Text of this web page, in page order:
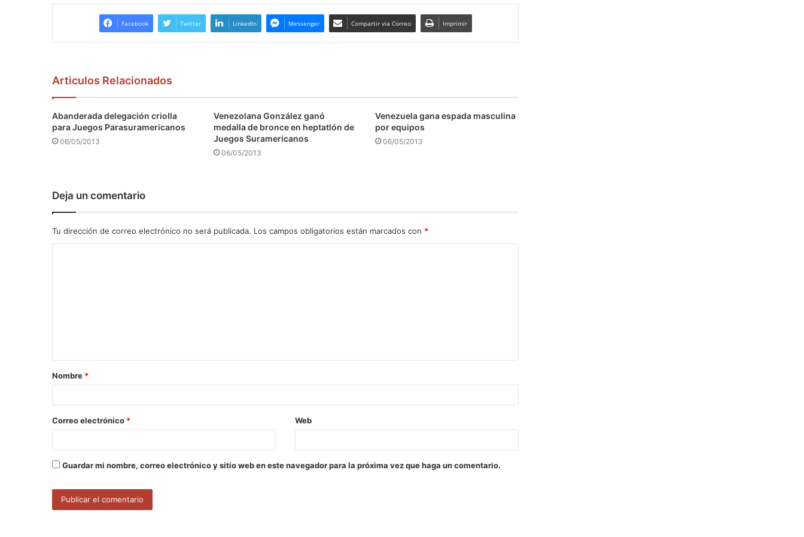
Facebook Twitter LinkedIn Messenger Compartir via Correo Imprimir
Articulos Relacionados
Abanderada delegación criolla
para Juegos Parasuramericanos
06/05/2013
Venezolana González ganó
medalla de bronce en heptatlón de
Juegos Suramericanos
06/05/2013
Venezuela gana espada masculina
por equipos
06/05/2013
Deja un comentario
Tu dirección de correo electrónico no será publicada. Los campos obligatorios están marcados con *
a
r
*
Nombre *
Correo electrónico * Web
Guardar mi nombre, correo electrónico y sitio web en este navegador para la próxima vez que haga un comentario.